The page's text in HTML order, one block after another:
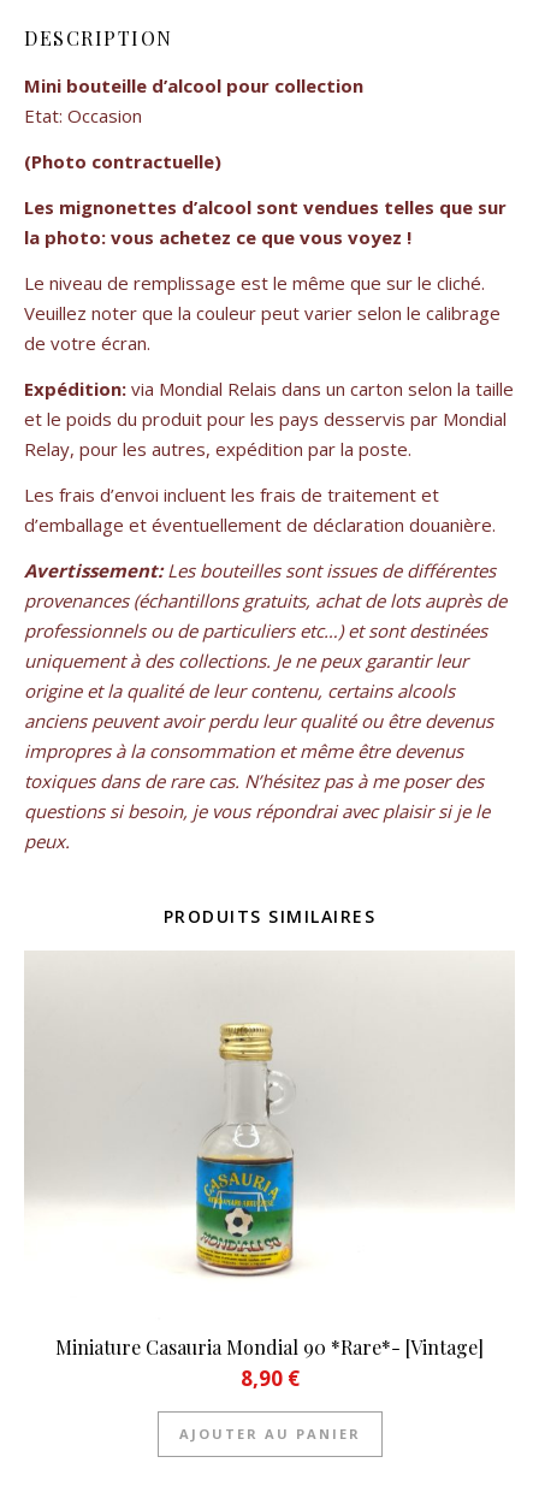
DESCRIPTION
Mini bouteille d’alcool pour collection
Etat: Occasion
(Photo contractuelle)
Les mignonettes d’alcool sont vendues telles que sur
la photo: vous achetez ce que vous voyez !
Le niveau de remplissage est le même que sur le cliché.
Veuillez noter que la couleur peut varier selon le calibrage
de votre écran.
Expédition: via Mondial Relais dans un carton selon la taille
et le poids du produit pour les pays desservis par Mondial
Relay, pour les autres, expédition par la poste.
Les frais d’envoi incluent les frais de traitement et
d’emballage et éventuellement de déclaration douanière.
Avertissement:Les bouteilles sont issues de différentes
provenances (échantillons gratuits, achat de lots auprès de
professionnels ou de particuliers etc…) et sont destinées
uniquement à des collections. Je ne peux garantir leur
origine et la qualité de leur contenu, certains alcools
anciens peuvent avoir perdu leur qualité ou être devenus
impropres à la consommation et même être devenus
toxiques dans de rare cas. N’hésitez pas à me poser des
questions si besoin, je vous répondrai avec plaisir si je le
peux.
PRODUITS SIMILAIRES
Miniature Casauria Mondial 90 *Rare*- [Vintage]
8,90 €
AJOUTER AU PANIER